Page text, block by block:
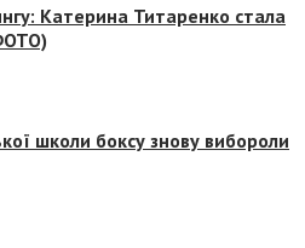
Катерина Титаренко стала
школи боксу знову вибороли